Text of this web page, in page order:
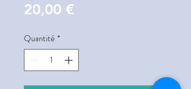
20,00 €
Quantité *